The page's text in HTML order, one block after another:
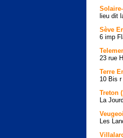
lieu dit
Sève
6 imp
23 rue
Terre
10 Bis r
Treton
La
Les